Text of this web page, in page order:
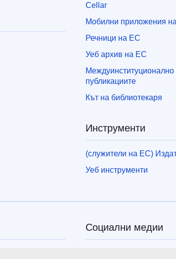
Cellar
Мобилни приложения
Речници на ЕС
Уеб архив на ЕС
Междуинституционално
публикациите
Кът на библиотекаря
Инструменти
(служители на ЕС)
Уеб инструменти
Социални медии